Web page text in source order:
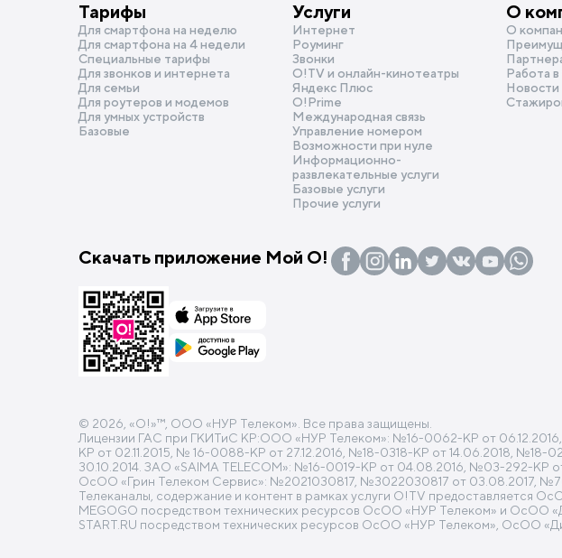
Тарифы
Для смартфона на неделю
Для смартфона на 4 недели
Специальные тарифы
Для звонков и интернета
Для семьи
Для роутеров и модемов
Для умных устройств
Базовые
Услуги
Интернет
Роуминг
Звонки
O!TV и онлайн-кинотеатры
Яндекс Плюс
О!Prime
Международная связь
Управление номером
Возможности при нуле
Информационно-
развлекательные услуги
Базовые услуги
Прочие услуги
О
О
Работа
Новости
Скачать приложение Мой О!
© 2026, «O!»™, ООО «НУР Телеком». Все права защищены.
Лицензии ГАС при ГКИТиС КР:ООО «НУР Телеком»: №16-0062-КР от
КР от 02.11.2015, № 16-0088-КР от 27.12.2016, №18-0318-КР от 14.06.2018,
30.10.2014. ЗАО «SAIMA TELECOM»: №16-0019-КР от 04.08.2016, №03-292-КР
ОсОО «Грин Телеком Сервис»: №2021030817, №3022030817 от 03.08.2017,
Телеканалы, содержание и контент в рамках услуги O!TV предоставляется
MEGOGO посредством технических ресурсов ОсОО «НУР Телеком» и ОсОО
START.RU посредством технических ресурсов ОсОО «НУР Телеком», ОсОО